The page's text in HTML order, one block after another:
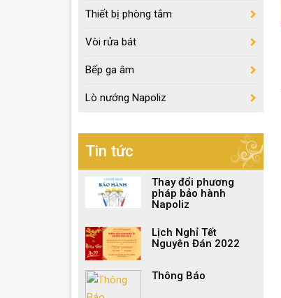
Thiết bị phòng tắm
Vòi rửa bát
Bếp ga âm
Lò nướng Napoliz
Tin tức
Thay đổi phương
pháp bảo hành
Napoliz
Lịch Nghỉ Tết
Nguyên Đán 2022
Thông Báo